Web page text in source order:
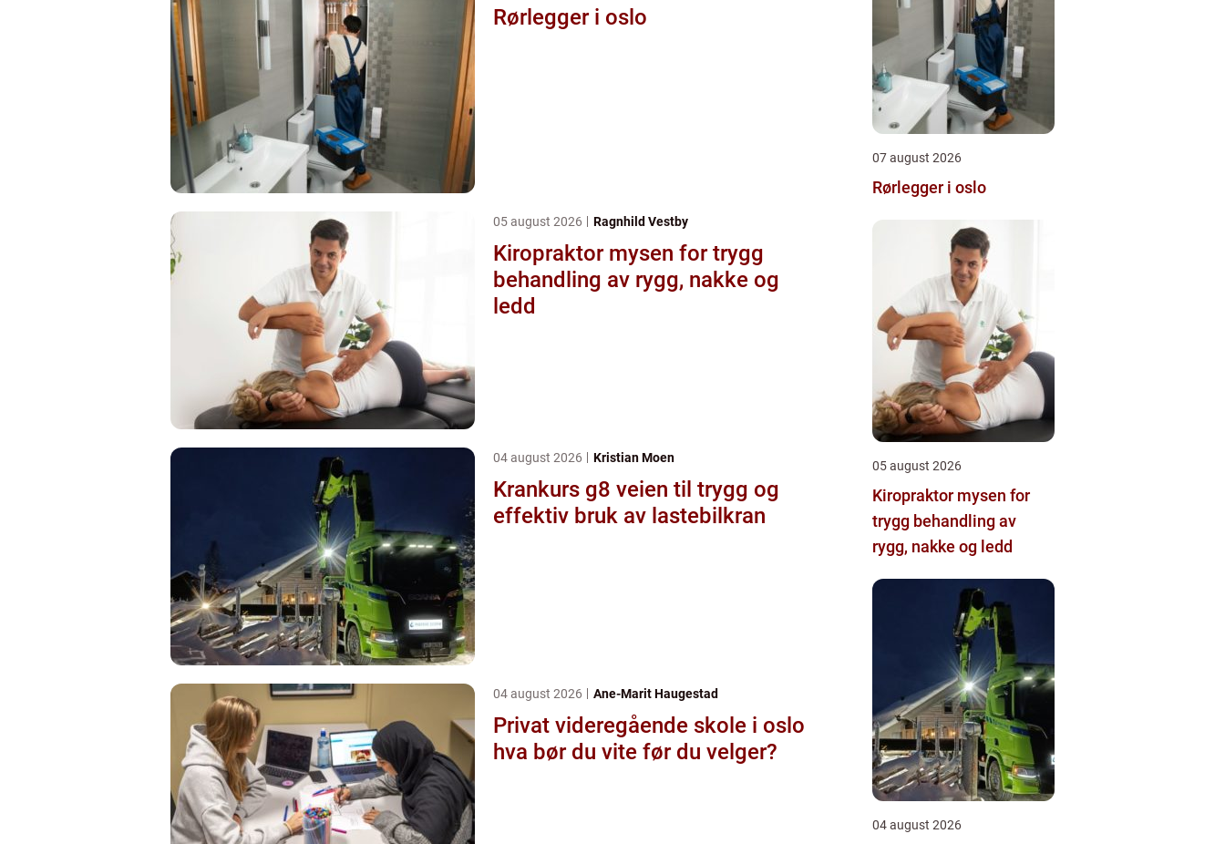
Rørlegger i oslo
05 august 2026 Ragnhild Vestby
Kiropraktor mysen for trygg
behandling av rygg, nakke og
ledd
04 august 2026 Kristian Moen
Krankurs g8 veien til trygg og
effektiv bruk av lastebilkran
04 august 2026 Ane-Marit Haugestad
Privat videregående skole i oslo
hva bør du vite før du velger?
07 august 2026
Rørlegger i oslo
05 august 2026
Kiropraktor mysen for
trygg behandling av
rygg, nakke og ledd
04 august 2026